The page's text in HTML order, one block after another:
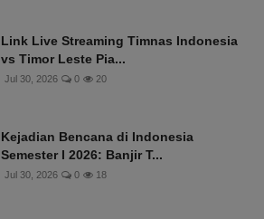
Link Live Streaming Timnas Indonesia
vs Timor Leste Pia...
Jul 30, 2026 0 20
Kejadian Bencana di Indonesia
Semester I 2026: Banjir T...
Jul 30, 2026 0 18